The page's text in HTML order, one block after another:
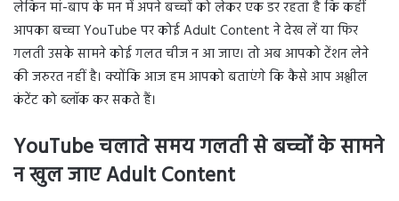
लेकिन मां-बाप के मन में अपने बच्चों को लेकर एक डर रहता है कि कहीं
आपका बच्चा YouTube पर कोई Adult Content ने देख लें या फिर
गलती उसके सामने कोई गलत चीज न आ जाए। तो अब आपको टेंशन लेने
की जरुरत नहीं है। क्योंकि आज हम आपको बताएंगे कि कैसे आप अश्लील
कंटेंट को ब्लॉक कर सकते हैं।
YouTube चलाते समय गलती से बच्चों के सामने
न खुल जाए Adult Content